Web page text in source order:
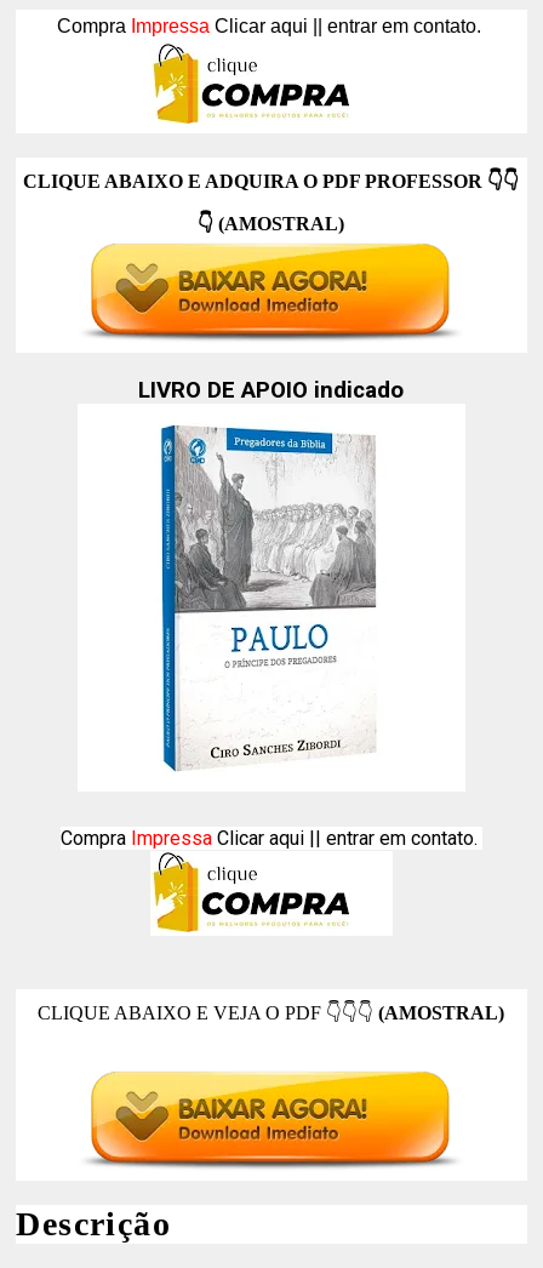
Compra Impressa Clicar aqui || entrar em contato.
CLIQUE ABAIXO E ADQUIRA O PDF PROFESSOR 👇👇
👇(AMOSTRAL)
LIVRO DE APOIO indicado
Compra ImpressaClicar aqui || entrar em contato.
CLIQUE ABAIXO E VEJA O PDF 👇👇👇(AMOSTRAL)
Descrição